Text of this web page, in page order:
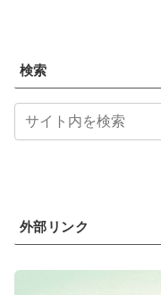
検索
外部リンク